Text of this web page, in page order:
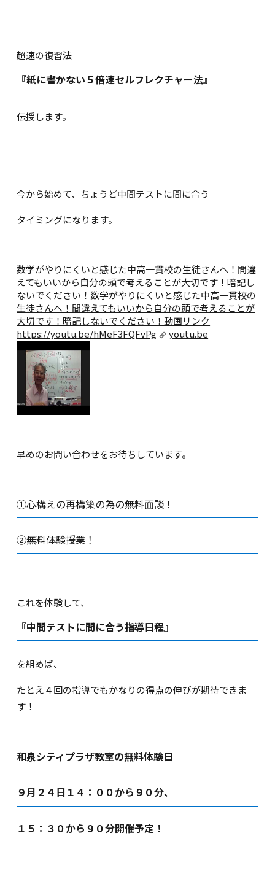
超速の復習法
『紙に書かない５倍速セルフレクチャー法』
伝授します。
今から始めて、ちょうど中間テストに間に合う
タイミングになります。
数学がやりにくいと感じた中高一貫校の生徒さんへ！間違
えてもいいから自分の頭で考えることが大切です！暗記し
ないでください！数学がやりにくいと感じた中高一貫校の
生徒さんへ！間違えてもいいから自分の頭で考えることが
大切です！暗記しないでください！動画リンク
https://youtu.be/hMeF3FQFvPg
youtu.be
早めのお問い合わせをお待ちしています。
①心構えの再構築の為の無料面談！
②無料体験授業！
これを体験して、
『中間テストに間に合う指導日程』
を組めば、
たとえ４回の指導でもかなりの得点の伸びが期待できま
す！
和泉シティプラザ教室の無料体験日
９月２４日１４：００から９０分、
１５：３０から９０分開催予定！